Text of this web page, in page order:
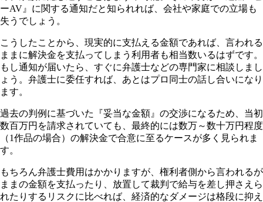
ーAV』に関する通知だと知られれば、会社や家庭での立場も
失うでしょう。
こうしたことから、現実的に支払える金額であれば、言われる
ままに解決金を支払ってしまう利用者も相当数いるはずです。
もし通知が届いたら、すぐに弁護士などの専門家に相談しまし
ょう。弁護士に委任すれば、あとはプロ同士の話し合いになり
ます。
過去の判例に基づいた『妥当な金額』の交渉になるため、当初
数百万円を請求されていても、最終的には数万～数十万円程度
（1作品の場合）の解決金で合意に至るケースが多く見られま
す。
もちろん弁護士費用はかかりますが、権利者側から言われるが
ままの金額を支払ったり、放置して裁判で給与を差し押さえら
れたりするリスクに比べれば、経済的なダメージは格段に抑え